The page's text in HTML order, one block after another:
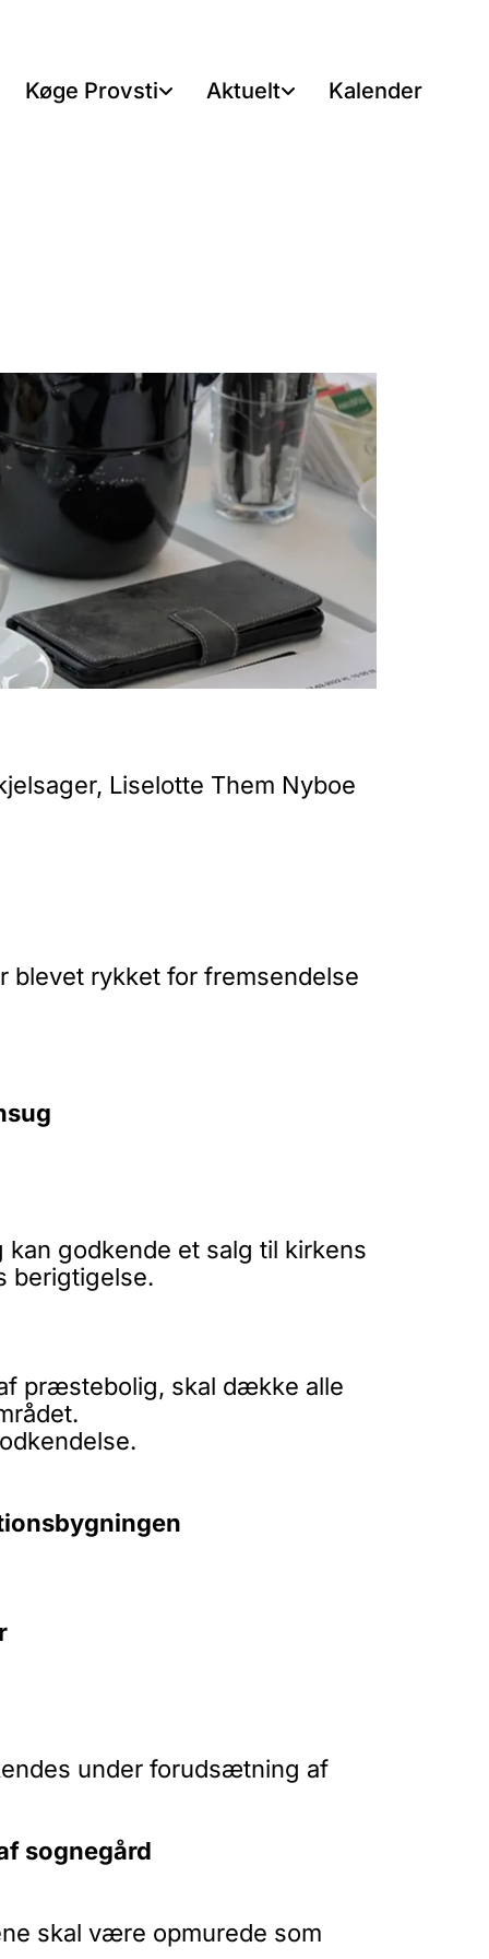
Køge Provsti Aktuelt Kalender
Liselotte Them Nyboe
blevet rykket for fremsendelse
godkende et salg til kirkens
berigtigelse.
præstebolig, skal dække alle
under forudsætning af
sognegård
skal være opmurede som